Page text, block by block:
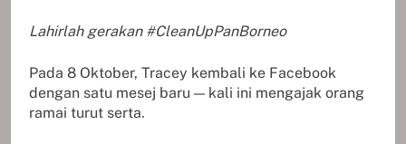
Lahirlah gerakan #CleanUpPanBorneo
Pada 8 Oktober, Tracey kembali ke Facebook
dengan satu mesej baru — kali ini mengajak orang
ramai turut serta.